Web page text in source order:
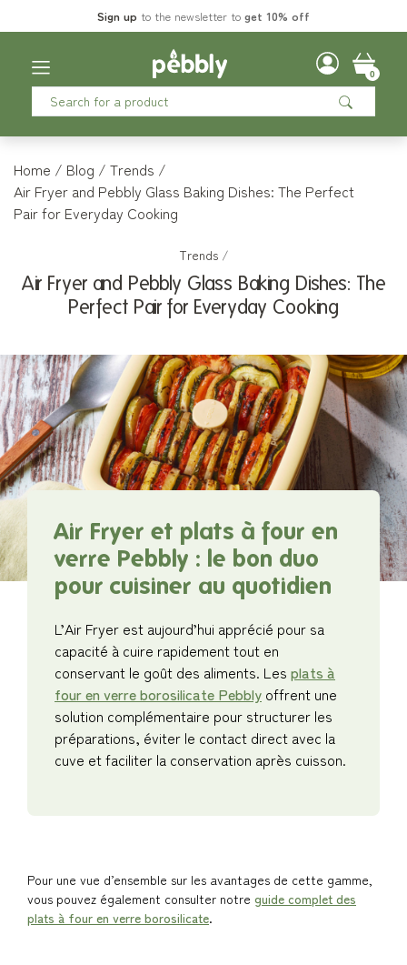
Home Blog
Trends
Air Fryer and Pebbly Glass Baking Dishes: The Perfect
Pair for Everyday Cooking
Trends/
Air Fryer and Pebbly Glass Baking Dishes: The
Perfect Pair for Everyday Cooking
Air Fryer et plats à four en
verre Pebbly : le bon duo
pour cuisiner au quotidien
L’Air Fryer est aujourd’hui apprécié pour sa
capacité à cuire rapidement tout en
conservant le goût des aliments. Les plats à
four en verre borosilicate Pebbly offrent une
solution complémentaire pour structurer les
préparations, éviter le contact direct avec la
cuve et faciliter la conservation après cuisson.
Pour une vue d’ensemble sur les avantages de cette gamme,
vous pouvez également consulter notre guide complet des
plats à four en verre borosilicate.
Sign up to the newsletter to get 10% off
0